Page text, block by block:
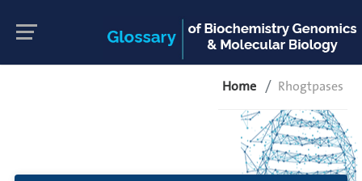
Home Rhogtpases